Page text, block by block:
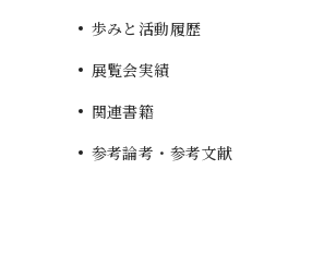
歩みと活動履歴
展覧会実績
関連書籍
参考論考・参考文献